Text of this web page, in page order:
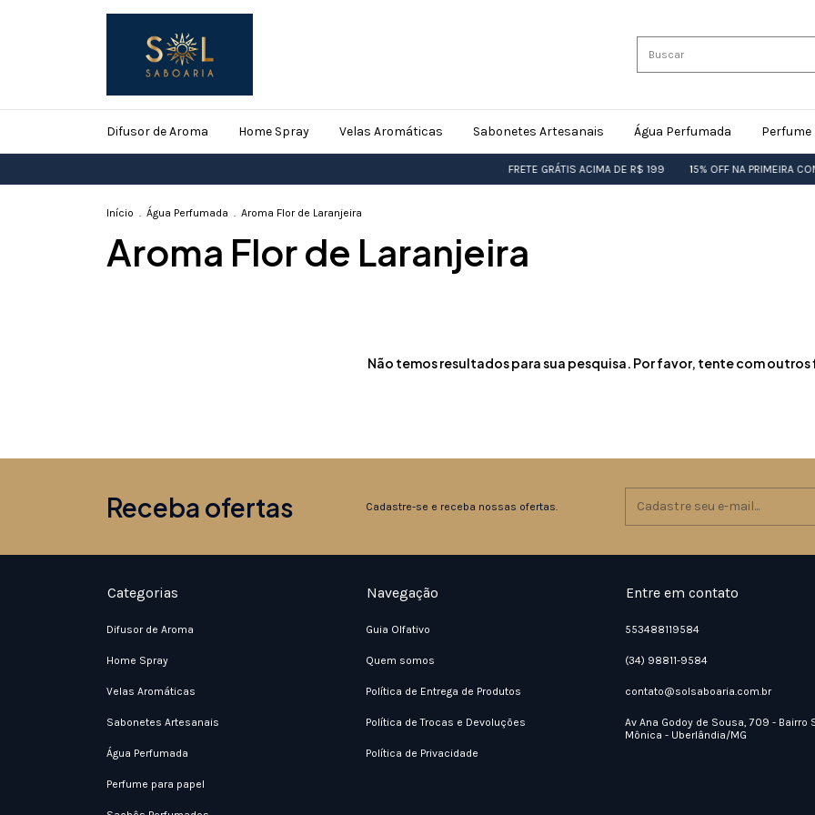
Difusor de Aroma Home Spray Velas Aromáticas Sabonetes Artesanais Água Perfumada
FRETE GRÁTIS ACIMA DE R$ 199 15% OFF NA PRIMEIRA
Início . Água Perfumada . Aroma Flor de Laranjeira
Aroma Flor de Laranjeira
Não temos resultados para sua pesquisa. Por favor, tente com
Receba ofertas Cadastre-se e receba nossas ofertas.
Categorias
Difusor de Aroma
Home Spray
Velas Aromáticas
Sabonetes Artesanais
Água Perfumada
Perfume para papel
Navegação
Guia Olfativo
Quem somos
Política de Entrega de Produtos
Política de Trocas e Devoluções
Política de Privacidade
Entre em contato
553488119584
(34) 98811-9584
contato@solsaboaria.com.br
Av Ana Godoy de Sousa, 709 - Bairro
Mônica - Uberlândia/MG